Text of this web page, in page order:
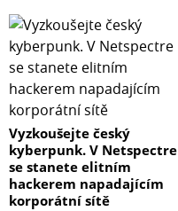
Vyzkoušejte český
kyberpunk. V Netspectre
se stanete elitním
hackerem napadajícím
korporátní sítě